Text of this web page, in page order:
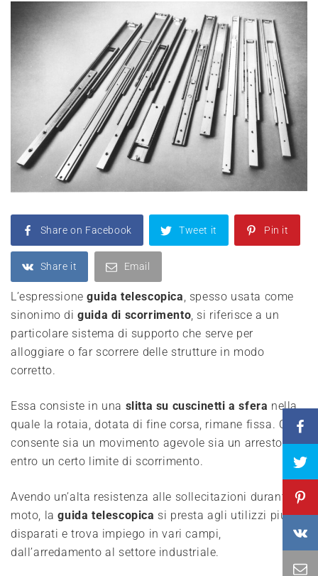
Share on Facebook Tweet it Pin it
Share it Email
L’espressioneguida telescopica, spesso usata come
sinonimo diguida di scorrimento, si riferisce a un
particolare sistema di supporto che serve per
alloggiare o far scorrere delle strutture in modo
corretto.
Essa consiste in una slitta su cuscinetti a sfera nella
quale la rotaia, dotata di fine corsa, rimane fissa. Ciò
consente sia un movimento agevole sia un arresto
entro un certo limite di scorrimento.
Avendo un’alta resistenza alle sollecitazioni durante il
moto, laguida telescopica si presta agli utilizzi più
disparati e trova impiego in vari campi,
dall’arredamento al settore industriale.